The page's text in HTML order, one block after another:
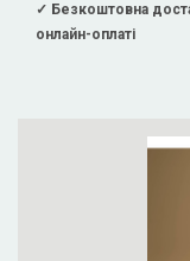
✓ Безкоштовна
онлайн-оплаті